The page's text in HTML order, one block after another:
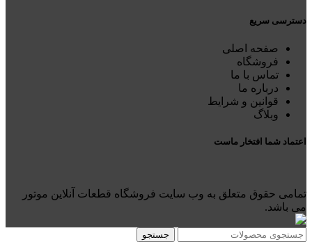
دسترسی سریع
صفحه اصلی
فروشگاه
تماس با ما
درباره ما
قوانین و شرایط
وبلاگ
اعتماد شما افتخار ماست
تمامی حقوق متعلق به وب سایت فروشگاه قطعات آنلاین موتور
می باشد.
جستجو